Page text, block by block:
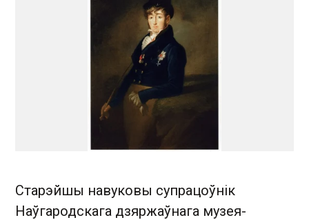
Старэйшы навуковы супрацоўнік
Наўгародскага дзяржаўнага музея-